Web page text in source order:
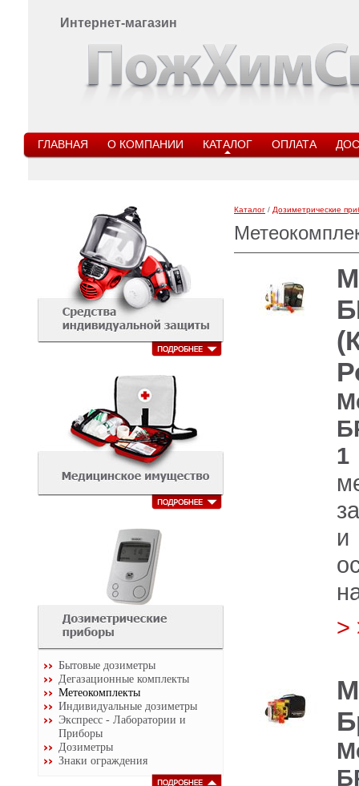
Интернет-магазин
ГЛАВНАЯ О КОМПАНИИ КАТАЛОГ ОПЛАТА
Бытовые дозиметры
Дегазационные комплекты
Метеокомплекты
Индивидуальные дозиметры
Экспресс - Лаборатории и
Приборы
Дозиметры
Знаки ограждения
Каталог / Дозиметрические
1
и
>